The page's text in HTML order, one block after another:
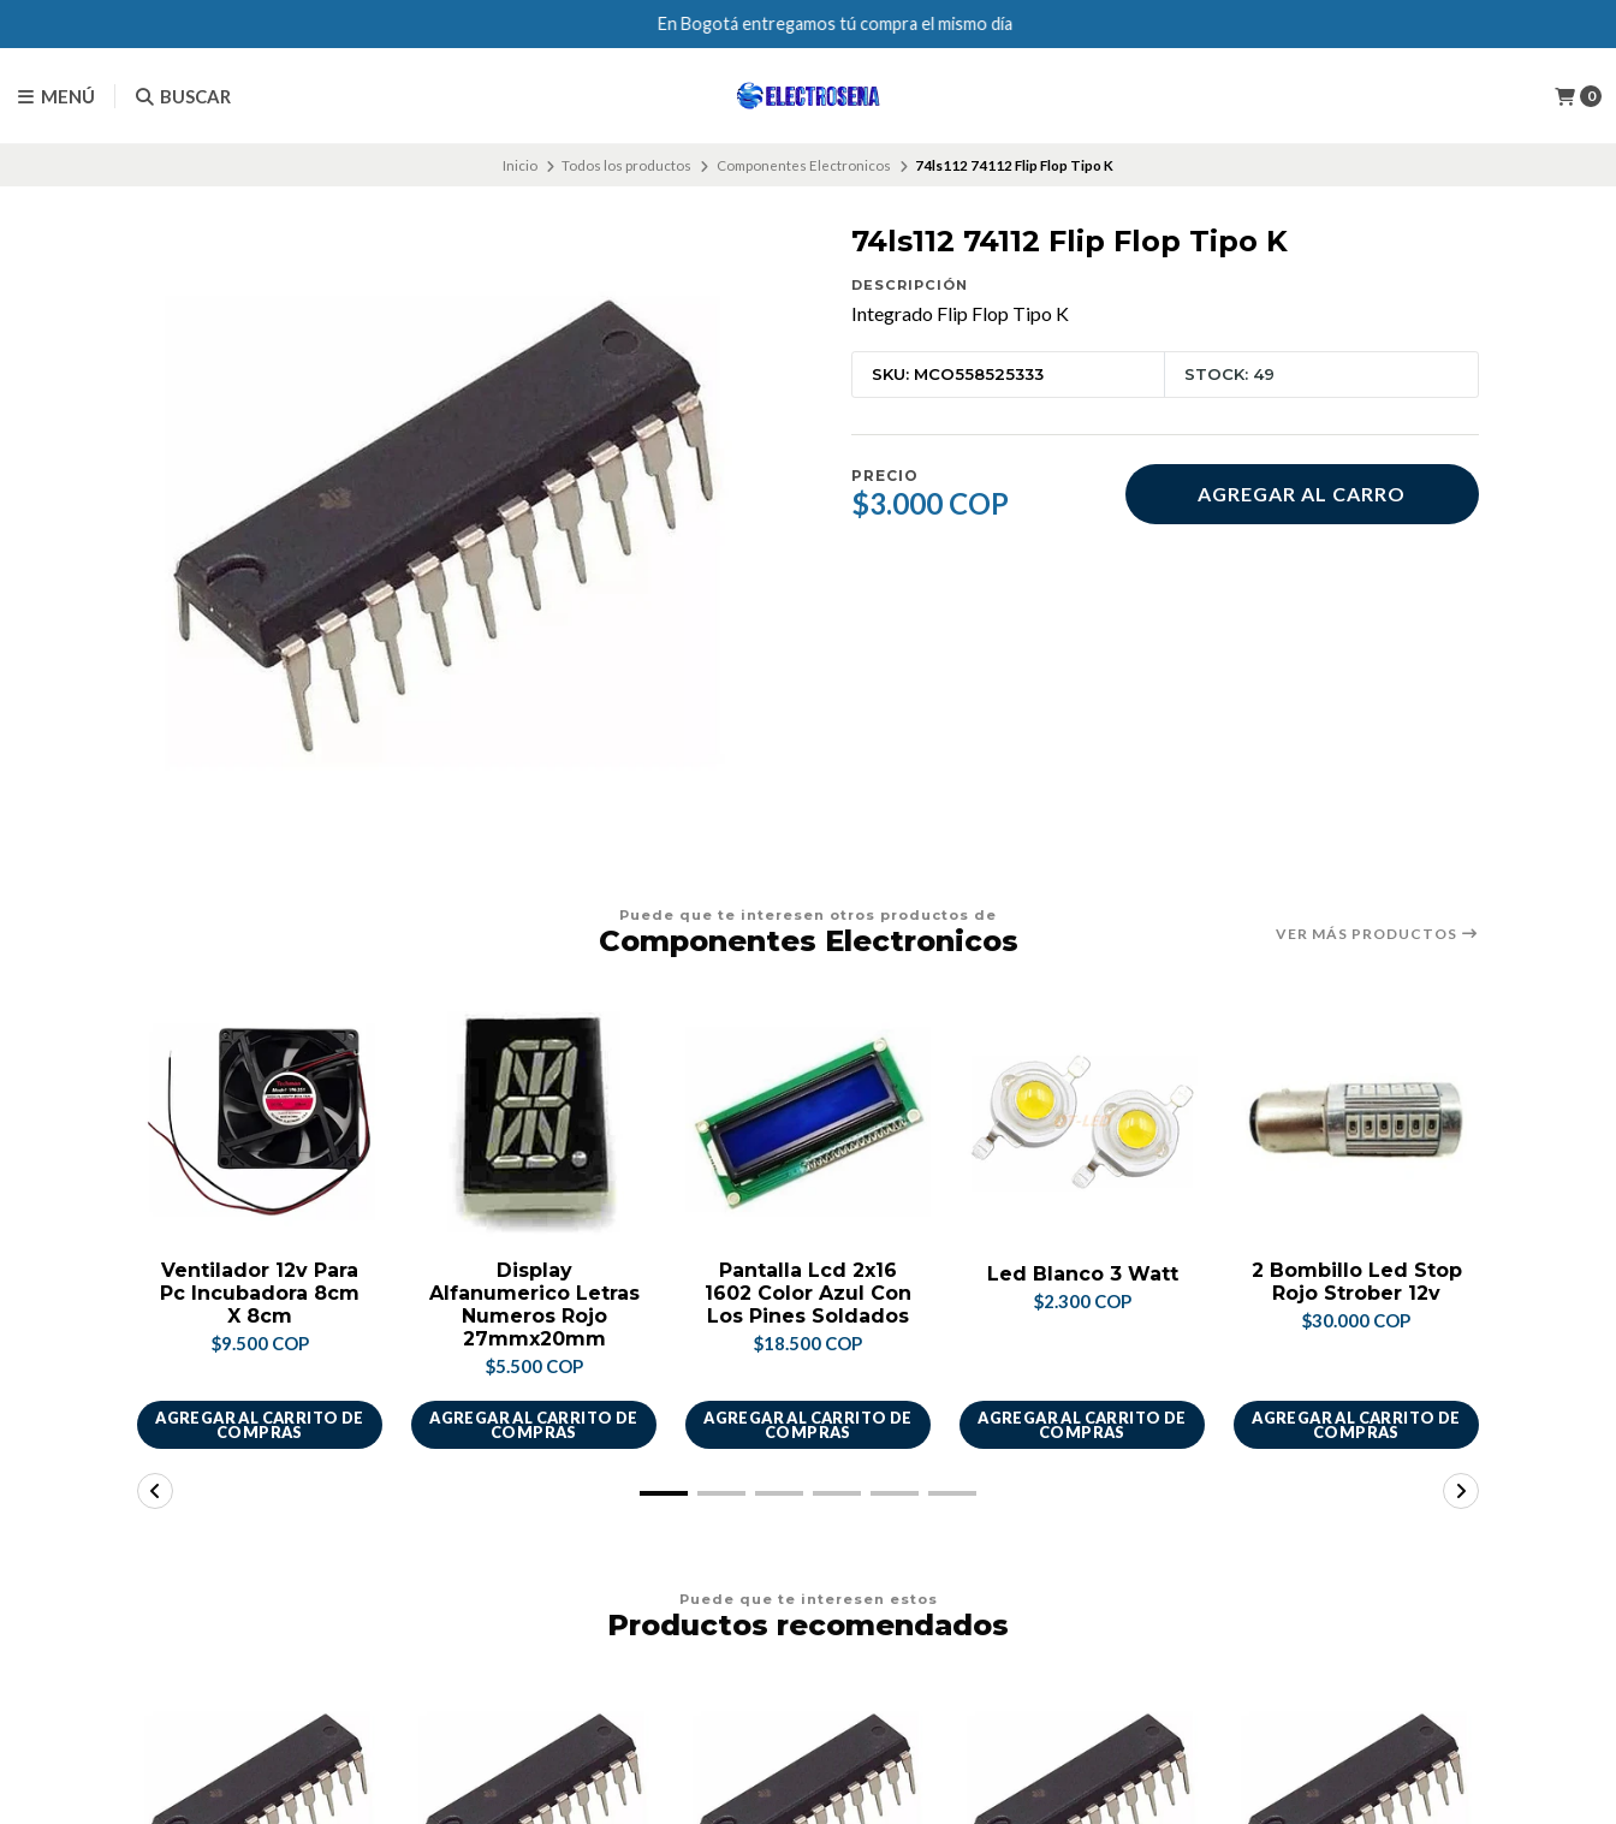
MENÚ BUSCAR 0
En Bogotá entregamos tú compra el mismo día
Inicio Todos los productos Componentes Electronicos 74ls112 74112 Flip Flop Tipo K
74ls112 74112 Flip Flop Tipo K
DESCRIPCIÓN
Integrado Flip Flop Tipo K
SKU: MCO558525333 STOCK: 49
PRECIO
$3.000 COP AGREGAR AL CARRO
Puede que te interesen otros productos de
Componentes Electronicos VER MÁS PRODUCTOS
Ventilador 12v Para
Pc Incubadora 8cm
X 8cm
$9.500 COP
AGREGAR AL CARRITO DE
COMPRAS
Display
Alfanumerico Letras
Numeros Rojo
27mmx20mm
$5.500 COP
AGREGAR AL CARRITO DE
COMPRAS
Pantalla Lcd 2x16
1602 Color Azul Con
Los Pines Soldados
$18.500 COP
AGREGAR AL CARRITO DE
COMPRAS
Led Blanco 3 Watt
$2.300 COP
AGREGAR AL CARRITO DE
COMPRAS
2 Bombillo Led Stop
Rojo Strober 12v
$30.000 COP
AGREGAR AL CARRITO DE
COMPRAS
Puede que te interesen estos
Productos recomendados